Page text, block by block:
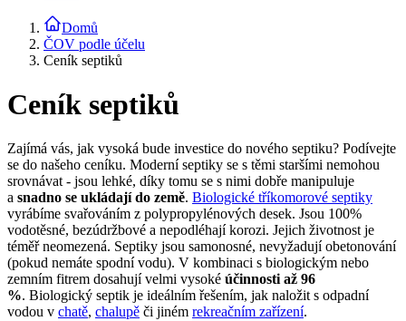
Domů
ČOV podle účelu
Ceník septiků
Ceník septiků
Zajímá vás, jak vysoká bude investice do nového septiku? Podívejte
se do našeho ceníku. Moderní septiky se s těmi staršími nemohou
srovnávat - jsou lehké, díky tomu se s nimi dobře manipuluje
a snadno se ukládají do země. Biologické tříkomorové septiky
vyrábíme svařováním z polypropylénových desek. Jsou 100%
vodotěsné, bezúdržbové a nepodléhají korozi. Jejich životnost je
téměř neomezená. Septiky jsou samonosné, nevyžadují obetonování
(pokud nemáte spodní vodu). V kombinaci s biologickým nebo
zemním fitrem dosahují velmi vysoké účinnosti až 96
%. Biologický septik je ideálním řešením, jak naložit s odpadní
vodou v chatě, chalupě či jiném rekreačním zařízení.